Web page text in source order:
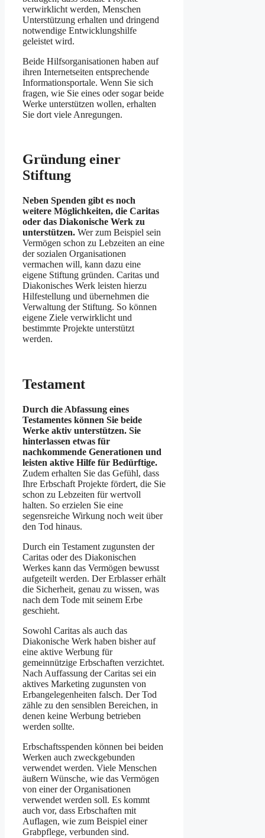
verwirklicht werden, Menschen
Unterstützung erhalten und dringend
notwendige Entwicklungshilfe
geleistet wird.
Beide Hilfsorganisationen haben auf
ihren Internetseiten entsprechende
Informationsportale. Wenn Sie sich
fragen, wie Sie eines oder sogar beide
Werke unterstützen wollen, erhalten
Sie dort viele Anregungen.
Gründung einer
Stiftung
Neben Spenden gibt es noch
weitere Möglichkeiten, die Caritas
oder das Diakonische Werk zu
unterstützen. Wer zum Beispiel sein
Vermögen schon zu Lebzeiten an eine
der sozialen Organisationen
vermachen will, kann dazu eine
eigene Stiftung gründen. Caritas und
Diakonisches Werk leisten hierzu
Hilfestellung und übernehmen die
Verwaltung der Stiftung. So können
eigene Ziele verwirklicht und
bestimmte Projekte unterstützt
werden.
Testament
Durch die Abfassung eines
Testamentes können Sie beide
Werke aktiv unterstützen. Sie
hinterlassen etwas für
nachkommende Generationen und
leisten aktive Hilfe für Bedürftige.
Zudem erhalten Sie das Gefühl, dass
Ihre Erbschaft Projekte fördert, die Sie
schon zu Lebzeiten für wertvoll
halten. So erzielen Sie eine
segensreiche Wirkung noch weit über
den Tod hinaus.
Durch ein Testament zugunsten der
Caritas oder des Diakonischen
Werkes kann das Vermögen bewusst
aufgeteilt werden. Der Erblasser erhält
die Sicherheit, genau zu wissen, was
nach dem Tode mit seinem Erbe
geschieht.
Sowohl Caritas als auch das
Diakonische Werk haben bisher auf
eine aktive Werbung für
gemeinnützige Erbschaften verzichtet.
Nach Auffassung der Caritas sei ein
aktives Marketing zugunsten von
Erbangelegenheiten falsch. Der Tod
zähle zu den sensiblen Bereichen, in
denen keine Werbung betrieben
werden sollte.
Erbschaftsspenden können bei beiden
Werken auch zweckgebunden
verwendet werden. Viele Menschen
äußern Wünsche, wie das Vermögen
von einer der Organisationen
verwendet werden soll. Es kommt
auch vor, dass Erbschaften mit
Auflagen, wie zum Beispiel einer
Grabpflege, verbunden sind.